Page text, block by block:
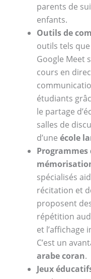
parents de
enfants.
Outils de
outils tels
Google Meet
cours en
étudiants
le partage
salles de
d’une école
spécialisés
récitation et
proposent
répétition
et l’affichage
C’est un
arabe coran.
Jeux